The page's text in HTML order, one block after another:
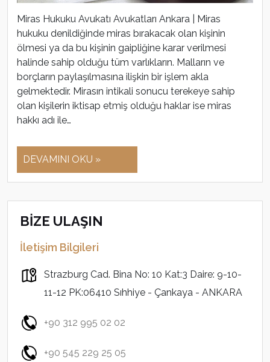
Miras Hukuku Avukatı Avukatları Ankara | Miras
hukuku denildiğinde miras bırakacak olan kişinin
ölmesi ya da bu kişinin gaipliğine karar verilmesi
halinde sahip olduğu tüm varlıkların. Malların ve
borçların paylaşılmasına ilişkin bir işlem akla
gelmektedir. Mirasın intikali sonucu terekeye sahip
olan kişilerin iktisap etmiş olduğu haklar ise miras
hakkı adı ile…
DEVAMINI OKU »
BİZE ULAŞIN
İletişim Bilgileri
Strazburg Cad. Bina No: 10 Kat:3 Daire: 9-10-
11-12 PK:06410 Sıhhiye - Çankaya - ANKARA
+90 312 995 02 02
+90 545 229 25 05